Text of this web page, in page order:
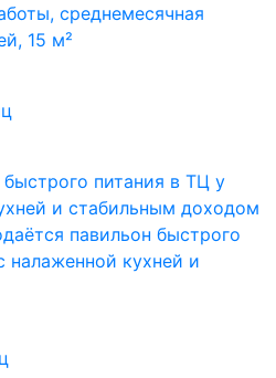
среднемесячная
15 м²
павильон быстрого
налаженной кухней и